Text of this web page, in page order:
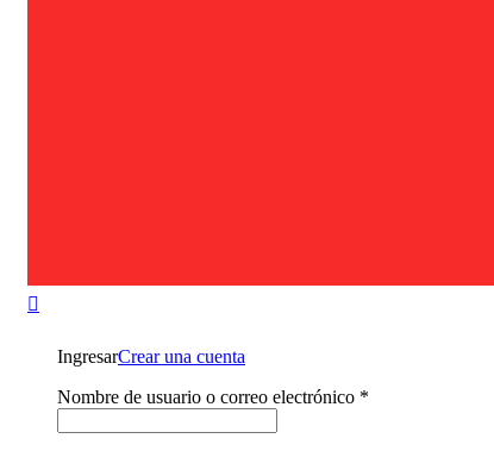
IngresarCrear una cuenta
Nombre de usuario o correo electrónico *